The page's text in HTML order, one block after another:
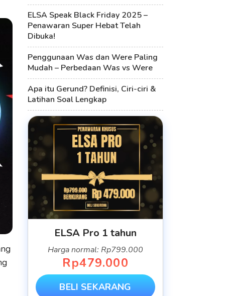
ELSA Speak Black Friday 2025 –
Penawaran Super Hebat Telah
Dibuka!
Penggunaan Was dan Were Paling
Mudah – Perbedaan Was vs Were
Apa itu Gerund? Definisi, Ciri-ciri &
Latihan Soal Lengkap
ELSA Pro 1 tahun
Harga normal: Rp799.000
Rp479.000
BELI SEKARANG